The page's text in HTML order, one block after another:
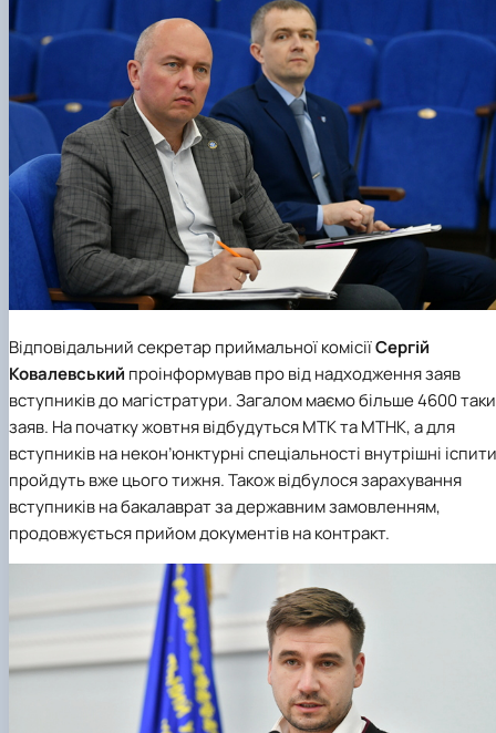
Відповідальний секретар приймальної комісіїСергій
Ковалевський проінформував про від надходження заяв
вступників до магістратури. Загалом маємо більше 4600
заяв. На початку жовтня відбудуться МТК та МТНК, а для
вступників на некон’юнктурні спеціальності внутрішні іспити
пройдуть вже цього тижня. Також відбулося зарахування
вступників на бакалаврат за державним замовленням,
продовжується прийом документів на контракт.